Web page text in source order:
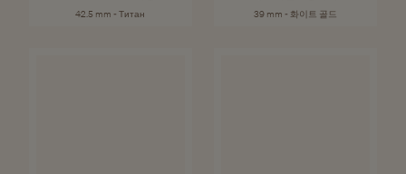
42.5 mm - Титан 39 mm - 화이트 골드